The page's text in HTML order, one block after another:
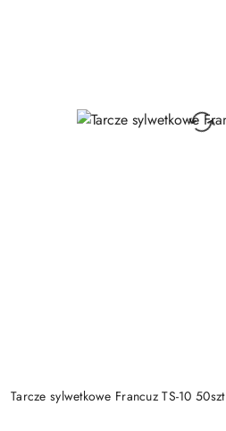
Tarcze sylwetkowe Francuz TS-10 50szt